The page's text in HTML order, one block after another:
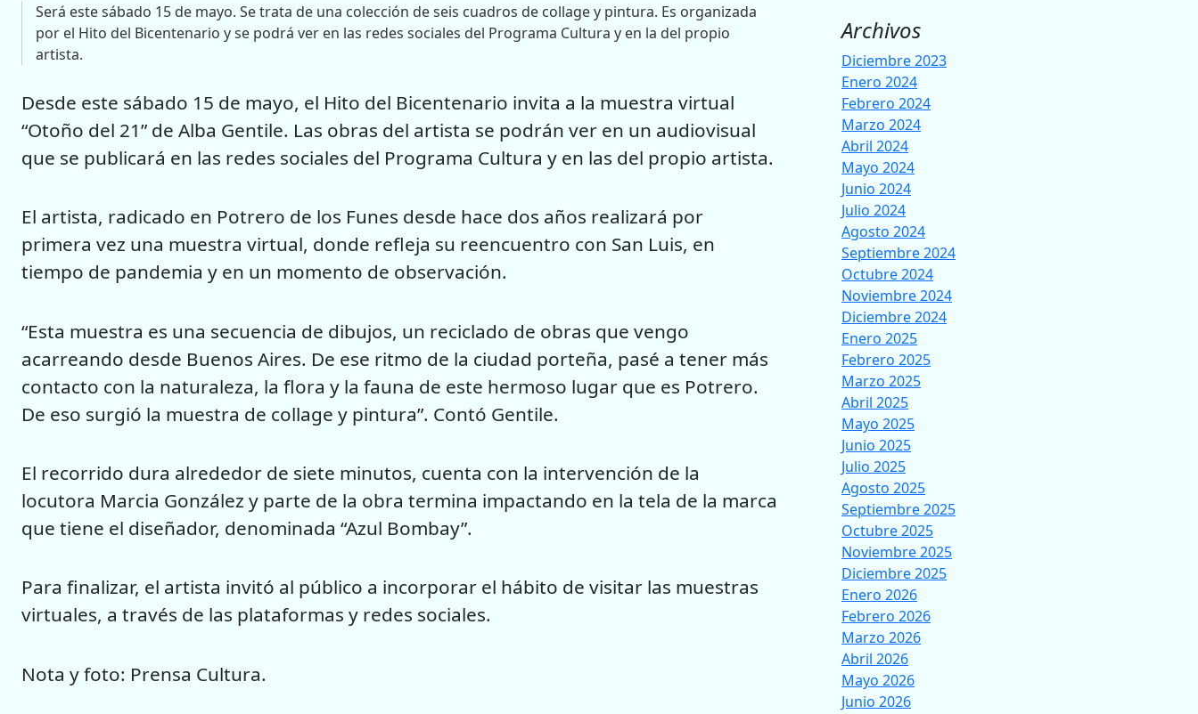
Será este sábado 15 de mayo. Se trata de una colección de seis cuadros de collage y pintura. Es organizada
por el Hito del Bicentenario y se podrá ver en las redes sociales del Programa Cultura y en la del propio
artista.
Desde este sábado 15 de mayo, el Hito del Bicentenario invita a la muestra virtual
“Otoño del 21” de Alba Gentile. Las obras del artista se podrán ver en un audiovisual
que se publicará en las redes sociales del Programa Cultura y en las del propio artista.
El artista, radicado en Potrero de los Funes desde hace dos años realizará por
primera vez una muestra virtual, donde refleja su reencuentro con San Luis, en
tiempo de pandemia y en un momento de observación.
“Esta muestra es una secuencia de dibujos, un reciclado de obras que vengo
acarreando desde Buenos Aires. De ese ritmo de la ciudad porteña, pasé a tener más
contacto con la naturaleza, la flora y la fauna de este hermoso lugar que es Potrero.
De eso surgió la muestra de collage y pintura”. Contó Gentile.
El recorrido dura alrededor de siete minutos, cuenta con la intervención de la
locutora Marcia González y parte de la obra termina impactando en la tela de la marca
que tiene el diseñador, denominada “Azul Bombay”.
Para finalizar, el artista invitó al público a incorporar el hábito de visitar las muestras
virtuales, a través de las plataformas y redes sociales.
Nota y foto: Prensa Cultura.
Archivos
Diciembre 2023
Enero 2024
Febrero 2024
Marzo 2024
Abril 2024
Mayo 2024
Junio 2024
Julio 2024
Agosto 2024
Septiembre 2024
Octubre 2024
Noviembre 2024
Diciembre 2024
Enero 2025
Febrero 2025
Marzo 2025
Abril 2025
Mayo 2025
Junio 2025
Julio 2025
Agosto 2025
Septiembre 2025
Octubre 2025
Noviembre 2025
Diciembre 2025
Enero 2026
Febrero 2026
Marzo 2026
Abril 2026
Mayo 2026
Junio 2026